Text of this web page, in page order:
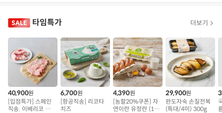
타임특가 더보기
40,900원
[입점특가] 스페인
직송. 이베리코 삼
6,700원
[항공직송] 리코타
치즈
4,390원
[농할20%쿠폰] 자
연이란 유정란 (10
29,900원
완도자숙 손질전복
(특대/4미) 300g